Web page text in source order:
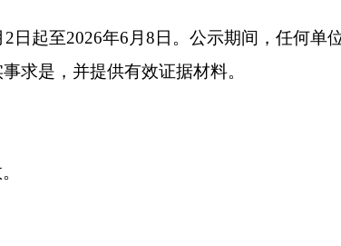
2 日起至2026年6 月8 日。公示期间，任何单
求是，并提供有效证据材料。